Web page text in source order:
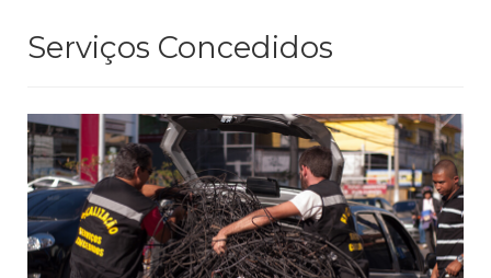
Serviços Concedidos